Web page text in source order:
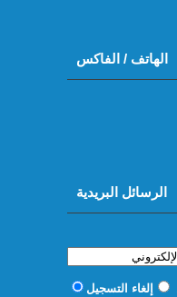
الهاتف / الفاكس
الرسائل البريدية
إلغاء التسجيل